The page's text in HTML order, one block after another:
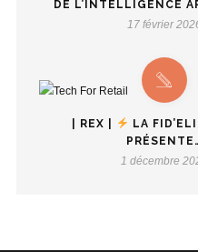
DE L’INTELLIGENCE
17 février
| REX |
LA
1 décembre